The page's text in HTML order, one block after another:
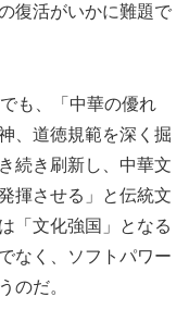
復活がいかに難題で
も、「中華の優れ
、道徳規範を深く掘
続き刷新し、中華文
揮させる」と伝統文
「文化強国」となる
なく、ソフトパワー
のだ。